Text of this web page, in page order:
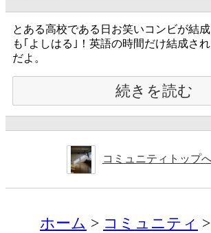
とある高校である日お笑いコンビが結
も｢よしはる｣！英語の時間だけ結成さ
だよ。
続きを読む
コミュニティトップ
ホーム コミュニティ